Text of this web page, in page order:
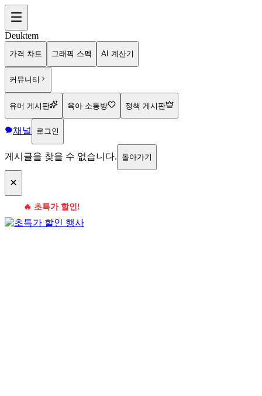
Deuktem
가격 차트 그래픽 스펙 AI 계산기
커뮤니티
유머 게시판 육아 소통방 정책 게시판
채널 로그인
게시글을 찾을 수 없습니다. 돌아가기
🔥 초특가 할인!